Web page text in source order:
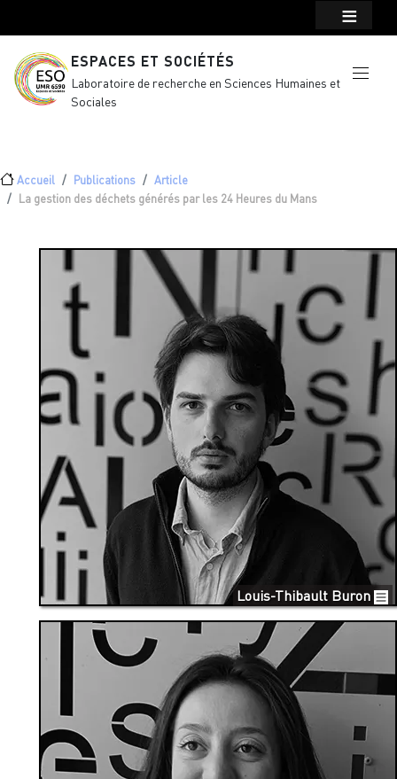
ESPACES ET SOCIÉTÉS
Laboratoire de recherche en Sciences Humaines et
Sociales
Fil d'Ariane
Accueil Publications
Article
La gestion des déchets générés par les 24 Heures du Mans
Louis-Thibault Buron